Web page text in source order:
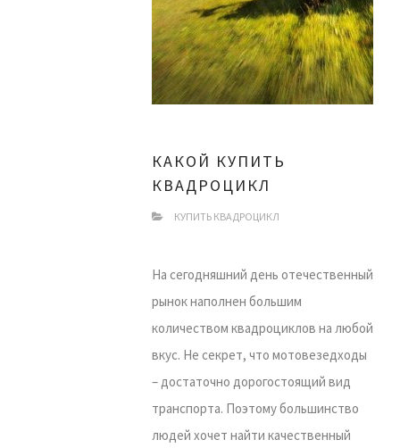
КАКОЙ КУПИТЬ
КВАДРОЦИКЛ
КУПИТЬ КВАДРОЦИКЛ
На сегодняшний день отечественный
рынок наполнен большим
количеством квадроциклов на любой
вкус. Не секрет, что мотовезедходы
– достаточно дорогостоящий вид
транспорта. Поэтому большинство
людей хочет найти качественный